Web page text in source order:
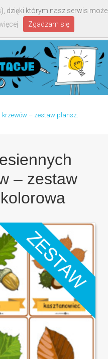
krzewów – zestaw plansz.
– zestaw
dzięki którym nasz serwis może
Zgadzam się